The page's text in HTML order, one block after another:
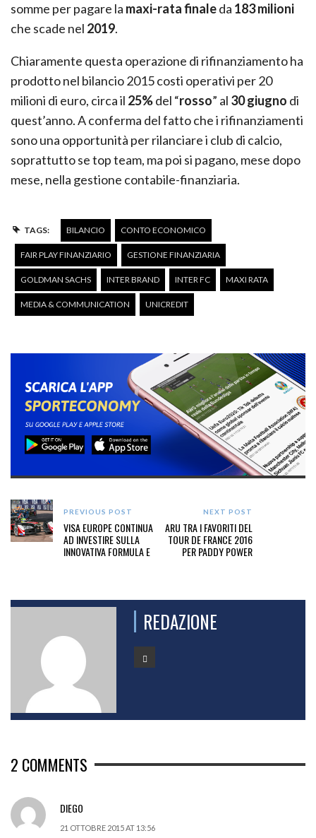
somme per pagare la maxi-rata finaleda 183 milioni
che scade nel 2019.
Chiaramente questa operazione di rifinanziamento ha
prodotto nel bilancio 2015 costi operativi per 20
milioni di euro, circa il 25%del “rosso” al 30 giugno di
quest’anno. A conferma del fatto che i rifinanziamenti
sono una opportunità per rilanciare i club di calcio,
soprattutto se top team, ma poi si pagano, mese dopo
mese, nella gestione contabile-finanziaria.
TAGS: BILANCIO CONTO ECONOMICO
FAIR PLAY FINANZIARIO GESTIONE FINANZIARIA
GOLDMAN SACHS INTER BRAND INTER FC MAXI RATA
MEDIA & COMMUNICATION UNICREDIT
PREVIOUS POST
VISA EUROPE CONTINUA
AD INVESTIRE SULLA
INNOVATIVA FORMULA E
NEXT POST
ARU TRA I FAVORITI DEL
TOUR DE FRANCE 2016
PER PADDY POWER
REDAZIONE
2 COMMENTS
DIEGO
21 OTTOBRE 2015 AT 13:56